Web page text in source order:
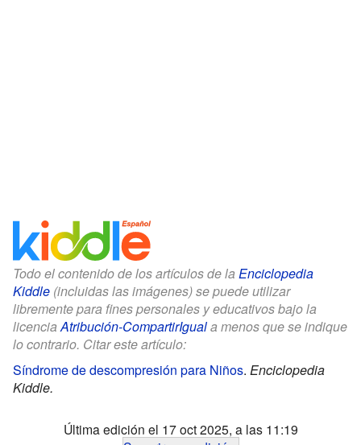
Todo el contenido de los artículos de la Enciclopedia
Kiddle (incluidas las imágenes) se puede utilizar
libremente para fines personales y educativos bajo la
licenciaAtribución-CompartirIguala menos que se indique
lo contrario. Citar este artículo:
Síndrome de descompresión para Niños. Enciclopedia
Kiddle.
Última edición el 17 oct 2025, a las 11:19